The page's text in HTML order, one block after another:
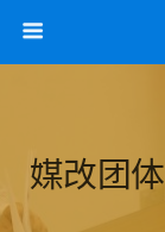
媒改团